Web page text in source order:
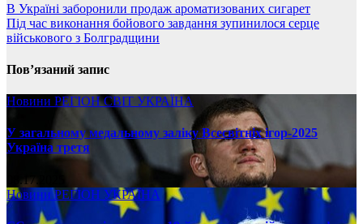
В Україні заборонили продаж ароматизованих сигарет
Під час виконання бойового завдання зупинилося серце
військового з Болградщини
Пов’язаний запис
Новини РЕГІОНСВІТ УКРАЇНА
У загальному медальному заліку Всесвітніх ігор-2025
Україна третя
08.17.2025
НовиниРЕГІОН УКРАЇНА